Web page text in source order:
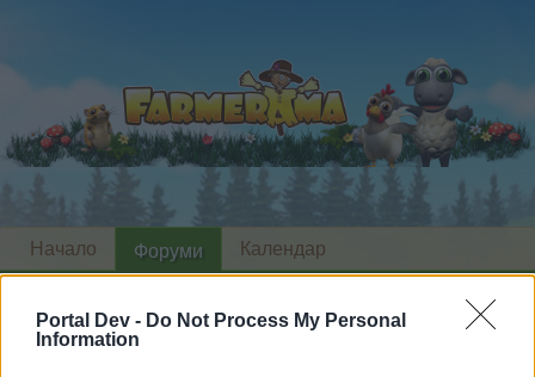
Portal Dev - Do Not Process My Personal
Information
Начало Форуми
Начало Форуми Календар